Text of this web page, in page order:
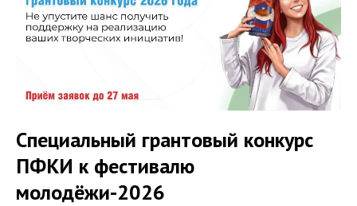
Специальный грантовый конкурс
ПФКИ к фестивалю
молодёжи-2026